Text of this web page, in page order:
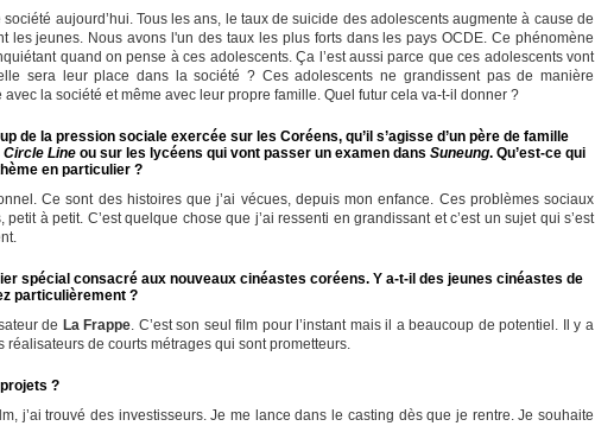
société aujourd’hui. Tous les ans, le taux de suicide des adolescents augmente à cause de
les jeunes. Nous avons l'un des taux les plus forts dans les pays OCDE. Ce phénomène
quand on pense à ces adolescents. Ça l’est aussi parce que ces adolescents vont
sera leur place dans la société ? Ces adolescents ne grandissent pas de manière
avec la société et même avec leur propre famille. Quel futur cela va-t-il donner ?
de la pression sociale exercée sur les Coréens, qu’il s’agisse d’un père de famille
Circle Line ou sur les lycéens qui vont passer un examen dans Suneung. Qu’est-ce qui
en particulier ?
Ce sont des histoires que j’ai vécues, depuis mon enfance. Ces problèmes sociaux
à petit. C’est quelque chose que j’ai ressenti en grandissant et c’est un sujet qui s’est
spécial consacré aux nouveaux cinéastes coréens. Y a-t-il des jeunes cinéastes de
particulièrement ?
de La Frappe. C’est son seul film pour l’instant mais il a beaucoup de potentiel. Il y a
réalisateurs de courts métrages qui sont prometteurs.
?
j’ai trouvé des investisseurs. Je me lance dans le casting dès que je rentre. Je souhaite